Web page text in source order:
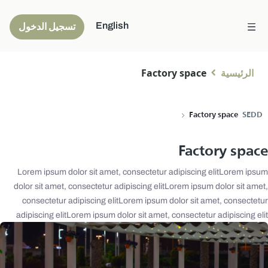
English تسجيل الدخول
الرئيسية Factory space
SEDD
Factory space
Factory space
Lorem ipsum dolor sit amet, consectetur adipiscing elitLorem ipsum
dolor sit amet, consectetur adipiscing elitLorem ipsum dolor sit amet,
consectetur adipiscing elitLorem ipsum dolor sit amet, consectetur
adipiscing elitLorem ipsum dolor sit amet, consectetur adipiscing elit